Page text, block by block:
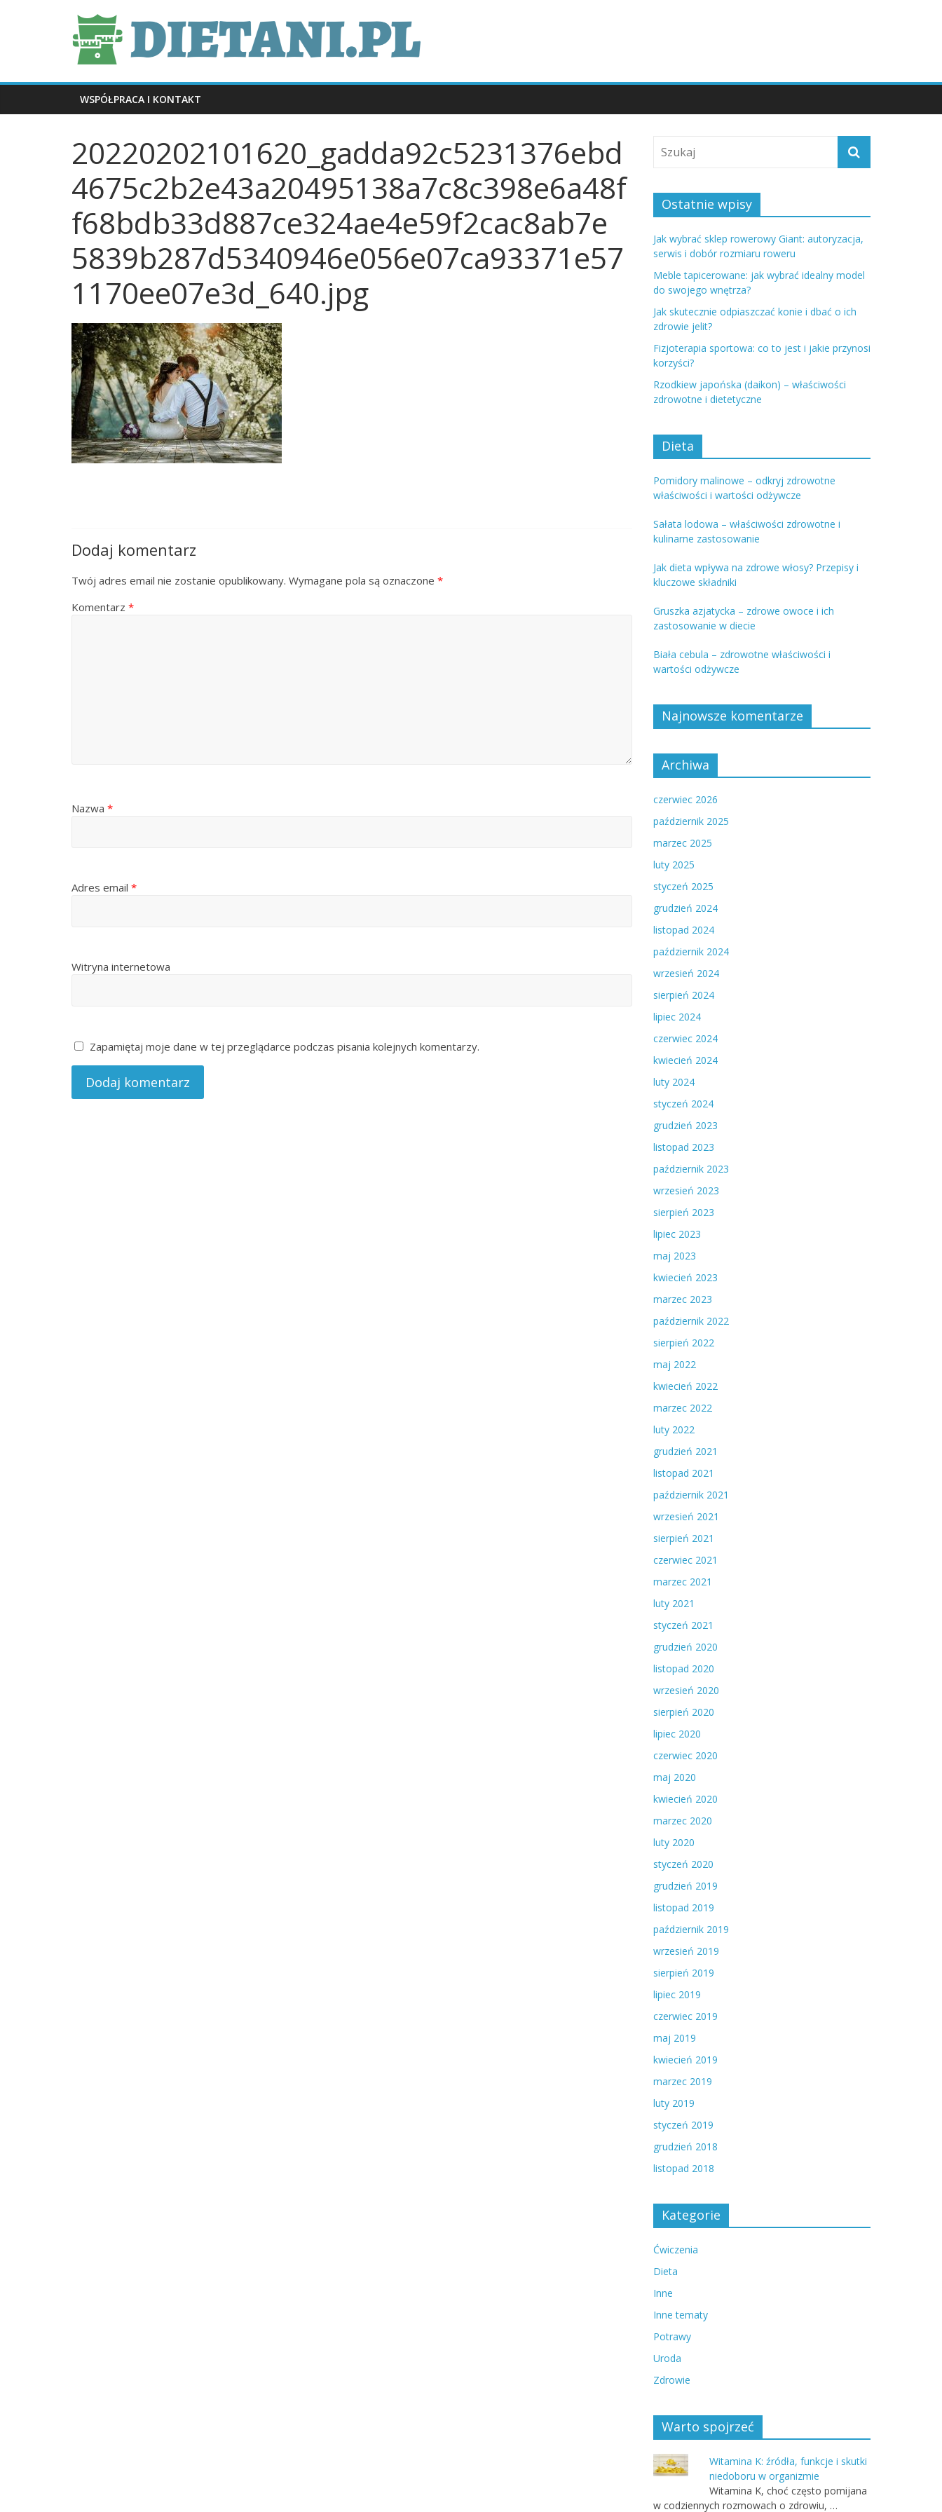
dietani.pl
WSPÓŁPRACA I KONTAKT
20220202101620_gadda92c5231376ebd
4675c2b2e43a20495138a7c8c398e6a48f
f68bdb33d887ce324ae4e59f2cac8ab7e
5839b287d5340946e056e07ca93371e57
1170ee07e3d_640.jpg
Dodaj komentarz
Twój adres email nie zostanie opublikowany. Wymagane pola są oznaczone *
Komentarz *
Nazwa *
Adres email *
Witryna internetowa
Zapamiętaj moje dane w tej przeglądarce podczas pisania kolejnych komentarzy.
Ostatnie wpisy
Jak wybrać sklep rowerowy Giant: autoryzacja,
serwis i dobór rozmiaru roweru
Meble tapicerowane: jak wybrać idealny model
do swojego wnętrza?
Jak skutecznie odpiaszczać konie i dbać o ich
zdrowie jelit?
Fizjoterapia sportowa: co to jest i jakie przynosi
korzyści?
Rzodkiew japońska (daikon) – właściwości
zdrowotne i dietetyczne
Dieta
Pomidory malinowe – odkryj zdrowotne
właściwości i wartości odżywcze
Sałata lodowa – właściwości zdrowotne i
kulinarne zastosowanie
Jak dieta wpływa na zdrowe włosy? Przepisy i
kluczowe składniki
Gruszka azjatycka – zdrowe owoce i ich
zastosowanie w diecie
Biała cebula – zdrowotne właściwości i
wartości odżywcze
Najnowsze komentarze
Archiwa
czerwiec 2026
październik 2025
marzec 2025
luty 2025
styczeń 2025
grudzień 2024
listopad 2024
październik 2024
wrzesień 2024
sierpień 2024
lipiec 2024
czerwiec 2024
kwiecień 2024
luty 2024
styczeń 2024
grudzień 2023
listopad 2023
październik 2023
wrzesień 2023
sierpień 2023
lipiec 2023
maj 2023
kwiecień 2023
marzec 2023
październik 2022
sierpień 2022
maj 2022
kwiecień 2022
marzec 2022
luty 2022
grudzień 2021
listopad 2021
październik 2021
wrzesień 2021
sierpień 2021
czerwiec 2021
marzec 2021
luty 2021
styczeń 2021
grudzień 2020
listopad 2020
wrzesień 2020
sierpień 2020
lipiec 2020
czerwiec 2020
maj 2020
kwiecień 2020
marzec 2020
luty 2020
styczeń 2020
grudzień 2019
listopad 2019
październik 2019
wrzesień 2019
sierpień 2019
lipiec 2019
czerwiec 2019
maj 2019
kwiecień 2019
marzec 2019
luty 2019
styczeń 2019
grudzień 2018
listopad 2018
Kategorie
Ćwiczenia
Dieta
Inne
Inne tematy
Potrawy
Uroda
Zdrowie
Warto spojrzeć
Witamina K: źródła, funkcje i skutki
niedoboru w organizmie
Witamina K, choć często pomijana
w codziennych rozmowach o zdrowiu, …